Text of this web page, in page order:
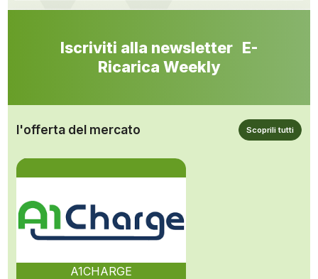
Iscriviti alla newsletter E-
Ricarica Weekly
l'offerta del mercato Scoprili tutti
A1CHARGE